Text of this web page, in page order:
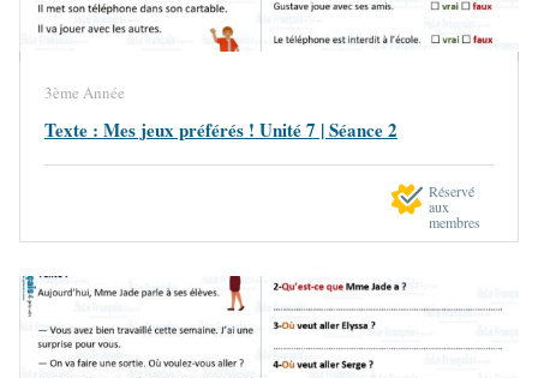
3ème Année
Texte : Mes jeux préférés ! Unité 7 | Séance 2
Réservé
aux
membres